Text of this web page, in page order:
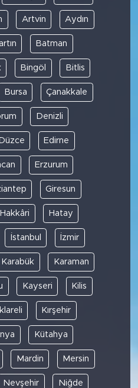
Artvin Aydın
Batman
Bingöl Bitlis
Bursa Çanakkale
Denizli
Düzce Edirne
Erzurum
Giresun
Hakkâri Hatay
İstanbul İzmir
Karabük Karaman
Kayseri Kilis
Kırşehir
Kütahya
Mardin Mersin
Nevşehir Niğde